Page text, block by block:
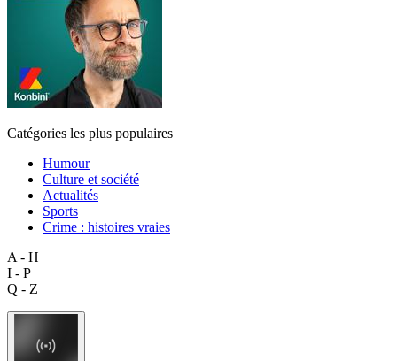
Catégories les plus populaires
Humour
Culture et société
Actualités
Sports
Crime : histoires vraies
A - H
I - P
Q - Z